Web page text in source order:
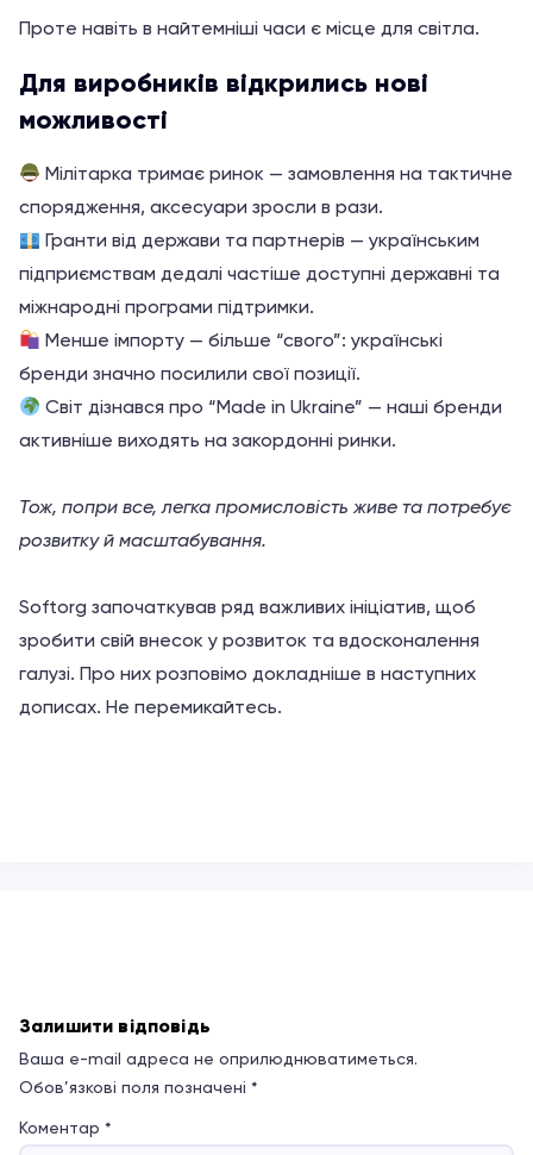
Проте навіть в найтемніші часи є місце для світла.
Для виробників відкрились нові
можливості
Мілітарка тримає ринок — замовлення на тактичне
спорядження, аксесуари зросли в рази.
Гранти від держави та партнерів — українським
підприємствам дедалі частіше доступні державні та
міжнародні програми підтримки.
Менше імпорту — більше “свого”: українські
бренди значно посилили свої позиції.
Світ дізнався про “Made in Ukraine” — наші бренди
активніше виходять на закордонні ринки.
Тож, попри все, легка промисловість живе та потребує
розвитку й масштабування.
Softorg започаткував ряд важливих ініціатив, щоб
зробити свій внесок у розвиток та вдосконалення
галузі. Про них розповімо докладніше в наступних
дописах. Не перемикайтесь.
Залишити відповідь
Ваша e-mail адреса не оприлюднюватиметься.
Обов’язкові поля позначені *
Коментар *